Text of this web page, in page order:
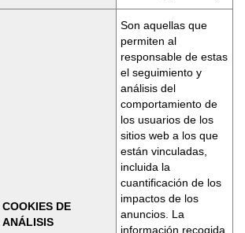
COOKIES DE
ANÁLISIS
Son aquellas que
permiten al
responsable de estas
el seguimiento y
análisis del
comportamiento de
los usuarios de los
sitios web a los que
están vinculadas,
incluida la
cuantificación de los
impactos de los
anuncios. La
información recogida